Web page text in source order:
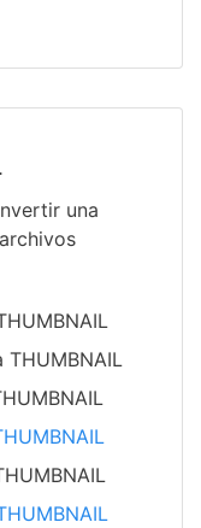
una
THUMBNAIL